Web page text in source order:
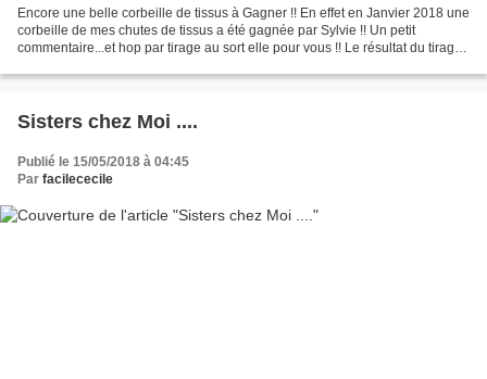
Encore une belle corbeille de tissus à Gagner !! En effet en Janvier 2018 une
corbeille de mes chutes de tissus a été gagnée par Sylvie !! Un petit
commentaire...et hop par tirage au sort elle pour vous !! Le résultat du tirage
Sisters chez Moi ....
Publié le 15/05/2018 à 04:45
Par facilececile